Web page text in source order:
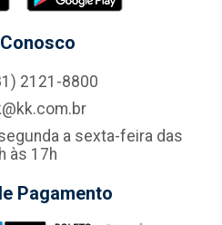
2121-8800
a sexta-feira das
às 17h
Pagamento